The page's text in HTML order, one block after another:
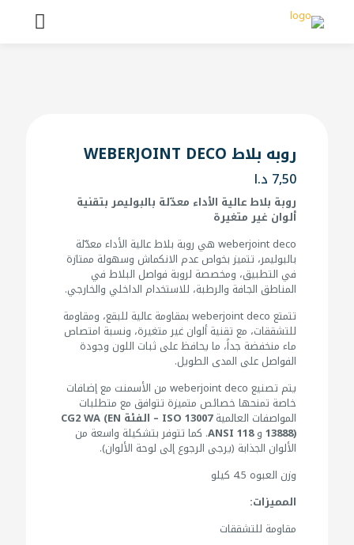
روبه بلاط WEBERJOINT DECO
7,50 د.ا
روبة بلاط عالية الأداء معدّلة بالبوليمر بتقنية
ألوان غير متغيرة
weberjoint deco هي روبة بلاط عالية الأداء معدّلة
بالبوليمر، تتميز بخواص عدم الانكماش وسهولة ممتازة
في التطبيق، ومخصصة لروبة فواصل البلاط في
المناطق الجافة والرطبة، للاستخدام الداخلي والخارجي.
تتمتع weberjoint deco بمقاومة عالية للبقع، ومقاومة
للتشققات، مع تقنية ألوان غير متغيرة، ونسبة امتصاص
ماء منخفضة جداً، ما يحافظ على ثبات اللون وجودة
الفواصل على المدى الطويل.
يتم تصنيع weberjoint deco من الأسمنت مع إضافات
خاصة تمنحها خصائص متميزة تتوافق مع متطلبات
المواصفات العالمية ISO 13007 – الفئة CG2 WA (EN
13888) وANSI 118. كما تتوفر بتشكيلة واسعة من
الألوان الجذابة (يرجى الرجوع إلى لوحة الألوان).
وزن العبوه 4.5 كيلو
المميزات:
مقاومة للتشققات